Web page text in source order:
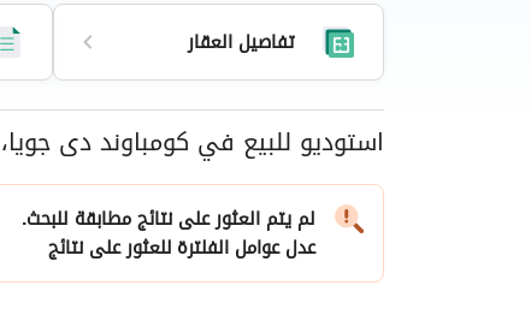
تفاصيل العقار
تفاصيل العقار
استوديو للبيع في كومباوند دى
لم يتم العثور على نتائج مطابقة للبحث.
عدل عوامل الفلترةللعثور على نتائج